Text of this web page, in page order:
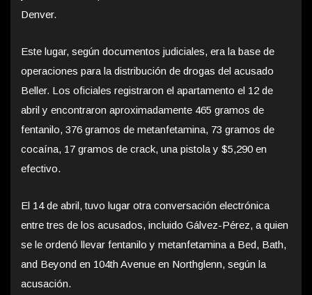
Denver.
Este lugar, según documentos judiciales, era la base de
operaciones para la distribución de drogas del acusado
Beller. Los oficiales registraron el apartamento el 12 de
abril y encontraron aproximadamente 465 gramos de
fentanilo, 376 gramos de metanfetamina, 73 gramos de
cocaína, 17 gramos de crack, una pistola y $5,290 en
efectivo.
El 14 de abril, tuvo lugar otra conversación electrónica
entre tres de los acusados, incluido Gálvez-Pérez, a quien
se le ordenó llevar fentanilo y metanfetamina a Bed, Bath,
and Beyond en 104th Avenue en Northglenn, según la
acusación.